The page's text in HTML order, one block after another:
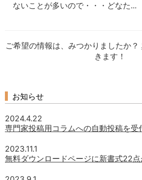
ないことが多いので・・・どなた...
ご希望の情報は、みつかりましたか？
きます！
お知らせ
2024.4.22
専門家投稿用コラムへの自動投稿を受
2023.11.1
無料ダウンロードページに新書式22